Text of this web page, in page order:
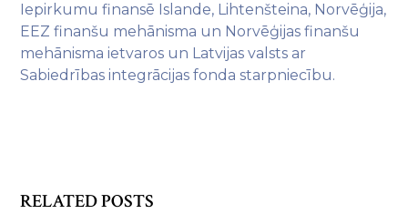
Iepirkumu finansē Islande, Lihtenšteina, Norvēģija,
EEZ finanšu mehānisma un Norvēģijas finanšu
mehānisma ietvaros un Latvijas valsts ar
Sabiedrības integrācijas fonda starpniecību.
RELATED POSTS